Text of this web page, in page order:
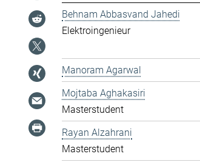
Behnam Abbasvand Jahedi
Elek­t­ro­in­ge­ni­eur
Manoram Agarwal
Mojtaba Aghakasiri
Masterstudent
Rayan Alzahrani
Masterstudent